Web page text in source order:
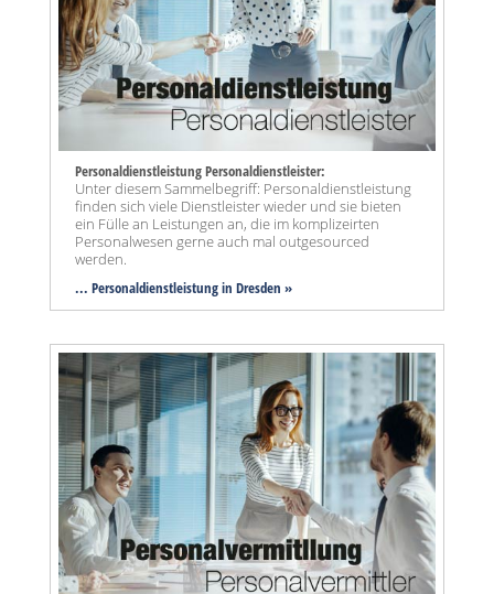
Personaldienstleistung Personaldienstleister:
Unter diesem Sammelbegriff: Personaldienstleistung
finden sich viele Dienstleister wieder und sie bieten
ein Fülle an Leistungen an, die im komplizeirten
Personalwesen gerne auch mal outgesourced
werden.
... Personaldienstleistung in Dresden »